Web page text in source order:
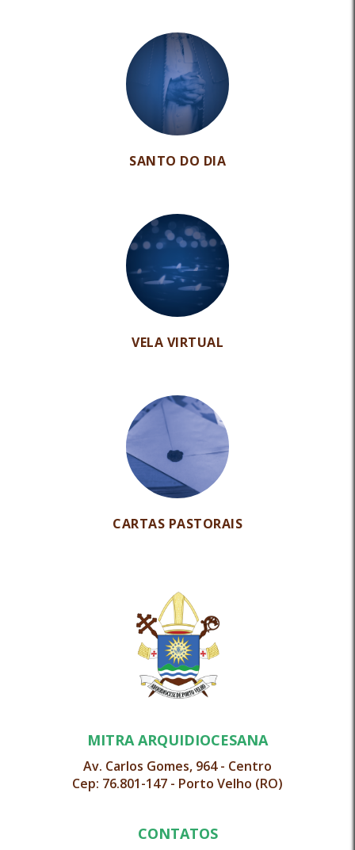
SANTO DO DIA
VELA VIRTUAL
CARTAS PASTORAIS
MITRA ARQUIDIOCESANA
Av. Carlos Gomes, 964 - Centro
Cep: 76.801-147 - Porto Velho (RO)
CONTATOS